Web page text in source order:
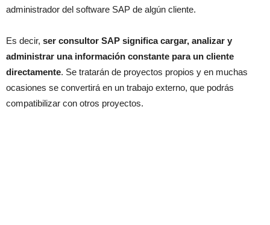
administrador del software SAP de algún cliente.
Es decir, ser consultor SAP significa cargar, analizar y
administrar una información constante para un cliente
directamente. Se tratarán de proyectos propios y en muchas
ocasiones se convertirá en un trabajo externo, que podrás
compatibilizar con otros proyectos.